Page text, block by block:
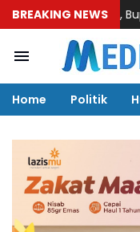
BREAKING NEWS
Bupati
Home Politik